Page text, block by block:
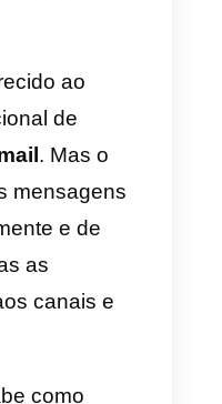
quanto ao
se
grupos e
para
de fazer